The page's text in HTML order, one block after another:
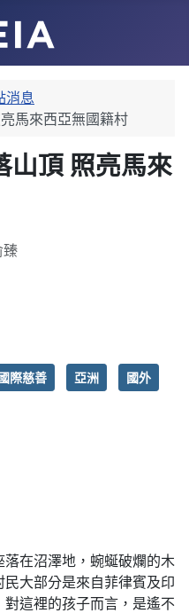
消息
馬來西亞無國籍村
山頂 照亮馬來
臻
際慈善 亞洲 國外
在沼澤地，蜿蜒破爛的木
大部分是來自菲律賓及印
這裡的孩子而言，是遙不